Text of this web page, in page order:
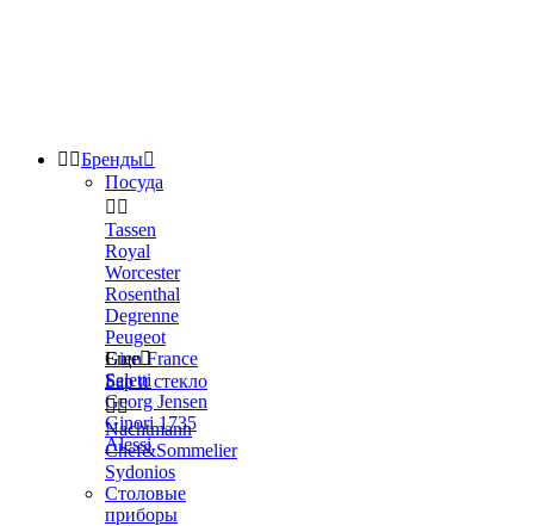
 Бренды
Посуда
 
Tassen
Royal
Worcester
Rosenthal
Degrenne
Peugeot
Gien France
Seletti
Georg Jensen
Ginori 1735
Alessi
Еще
Бар и стекло

Nachtmann
Chef&Sommelier
Sydonios
Столовые
приборы